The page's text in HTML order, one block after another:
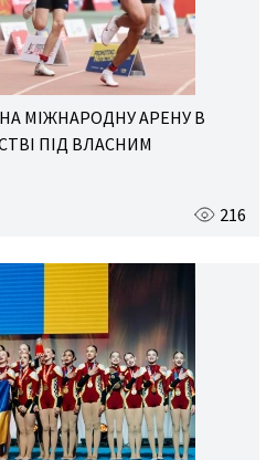
МІЖНАРОДНУ АРЕНУ В
ПІД ВЛАСНИМ
216